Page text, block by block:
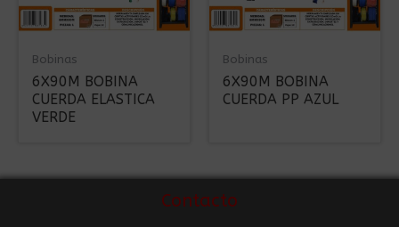
Bobinas
6X90M BOBINA
CUERDA ELASTICA
VERDE
Bobinas
6X90M BOBINA
CUERDA PP AZUL
Contacto